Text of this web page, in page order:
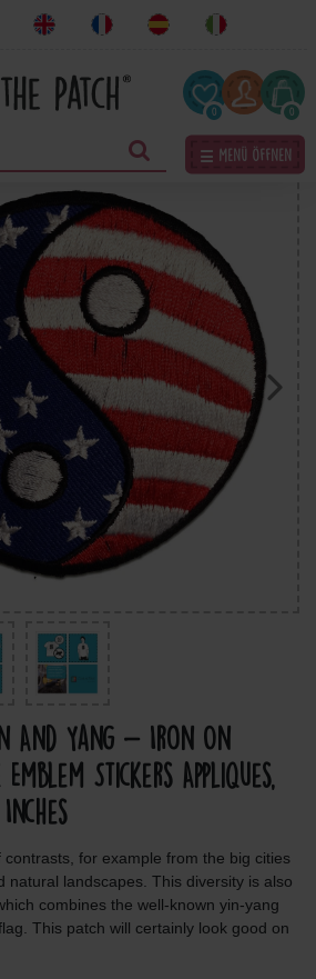
0
☰ Menü öffnen
And Yang - Iron On
Emblem Stickers Appliques,
for example from the big cities
natural landscapes. This diversity is also
combines the well-known yin-yang
This patch will certainly look good on